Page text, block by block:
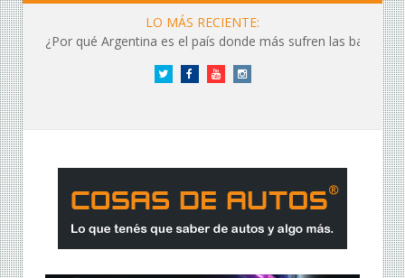
LO MÁS RECIENTE:
¿Por qué Argentina es el país donde más sufren las baterías?
Twitter FacebookYouTubeInstagram